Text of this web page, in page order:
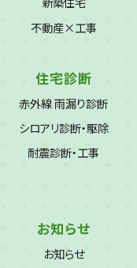
不動産×工事
住宅診断
赤外線 雨漏り診断
シロアリ診断・駆除
耐震診断・工事
お知らせ
お知らせ